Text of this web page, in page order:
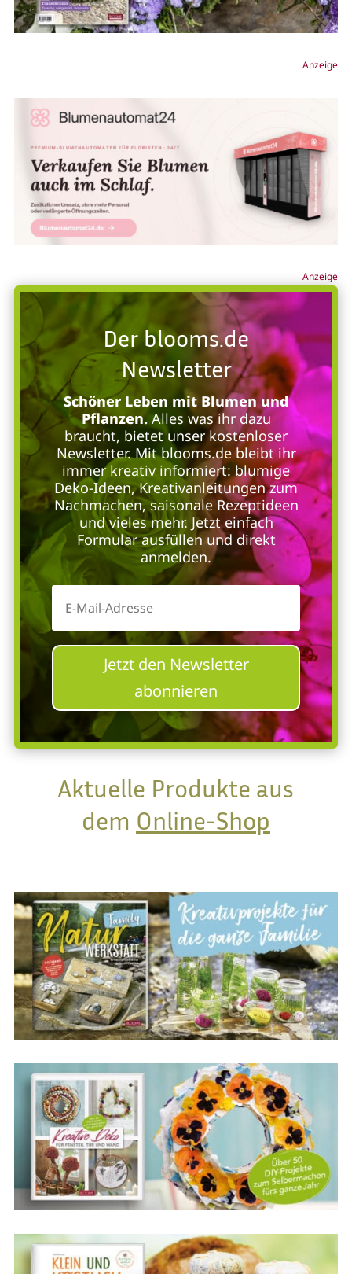
Anzeige
Anzeige
Der blooms.de
Newsletter
Schöner Leben mit Blumen und
Pflanzen.Alles was ihr dazu
braucht, bietet unser kostenloser
Newsletter. Mit blooms.de bleibt ihr
immer kreativ informiert: blumige
Deko-Ideen, Kreativanleitungen zum
Nachmachen, saisonale Rezeptideen
und vieles mehr. Jetzt einfach
Formular ausfüllen und direkt
anmelden.
Jetzt den Newsletter
abonnieren
Aktuelle Produkte aus
dem Online-Shop